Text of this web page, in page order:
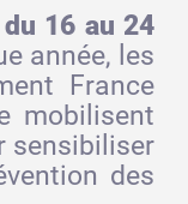
16 au 24
année, les
France
mobilisent
sensibiliser
des